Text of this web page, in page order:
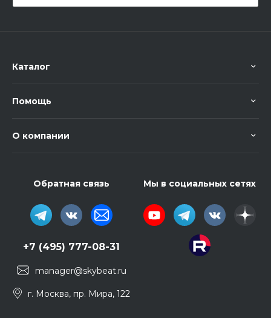
Каталог
Помощь
О компании
Обратная связь
+7 (495) 777-08-31
manager@skybeat.ru
г. Москва, пр. Мира, 122
Мы в социальных сетях